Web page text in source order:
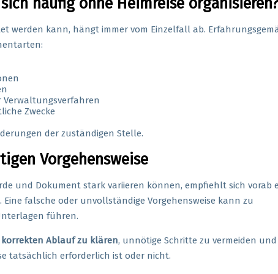
häufig ohne Heimreise organisieren?
werden kann, hängt immer vom Einzelfall ab.
Zwecke
der zuständigen Stelle.
Vorgehensweise
und Dokument stark variieren können, empfiehlt sich vorab
falsche oder unvollständige Vorgehensweise kann zu
führen.
Ablauf zu klären, unnötige Schritte zu vermeiden und
tatsächlich erforderlich ist oder nicht.